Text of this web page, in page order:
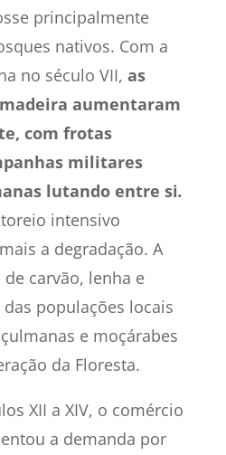
principalmente
nativos. Com a
no século VII, as
aumentaram
com frotas
militares
lutando entre si.
intensivo
a degradação. A
carvão, lenha e
populações locais
e moçárabes
da Floresta.
XII a XIV, o comércio
a demanda por